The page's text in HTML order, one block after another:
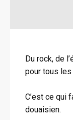
Du rock, de
pour tous
C’est ce qui
douaisien.